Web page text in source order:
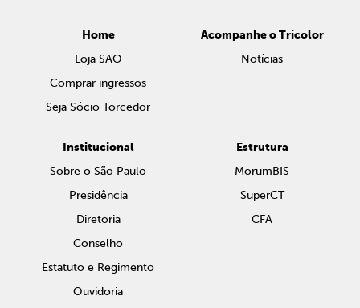
Home
Loja SAO
Comprar ingressos
Seja Sócio Torcedor
Acompanhe o Tricolor
Notícias
Institucional
Sobre o São Paulo
Presidência
Diretoria
Conselho
Estatuto e Regimento
Ouvidoria
Estrutura
MorumBIS
SuperCT
CFA